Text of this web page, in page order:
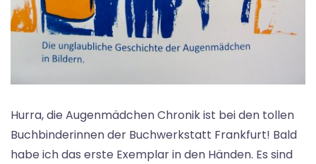
Hurra, die Augenmädchen Chronik ist bei den tollen
Buchbinderinnen der Buchwerkstatt Frankfurt! Bald
habe ich das erste Exemplar in den Händen. Es sind